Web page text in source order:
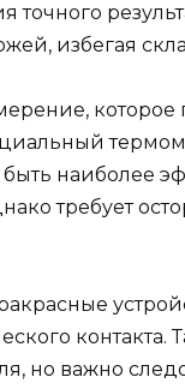
точного
избегая
которое
наиболее
требует
контакта.
но важно